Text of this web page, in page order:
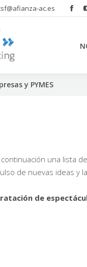
ac.es
y PYMES
una lista
de nuevas ideas y
de